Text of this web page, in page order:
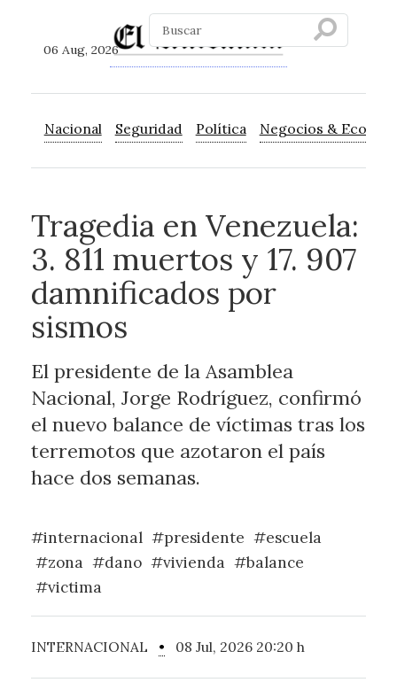
06 Aug, 2026
Nacional Seguridad Política Negocios &
Tragedia en Venezuela:
3. 811 muertos y 17. 907
damnificados por
sismos
El presidente de la Asamblea
Nacional, Jorge Rodríguez, confirmó
el nuevo balance de víctimas tras los
terremotos que azotaron el país
hace dos semanas.
#internacional #presidente #escuela
#zona #dano #vivienda #balance
#victima
INTERNACIONAL • 08 Jul, 2026 20:20 h